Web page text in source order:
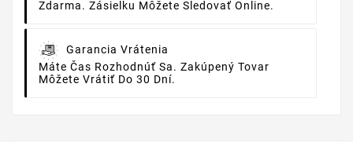
Zdarma. Zásielku Môžete Sledovať Online.
Garancia Vrátenia
Máte Čas Rozhodnúť Sa. Zakúpený Tovar
Môžete Vrátiť Do 30 Dní.